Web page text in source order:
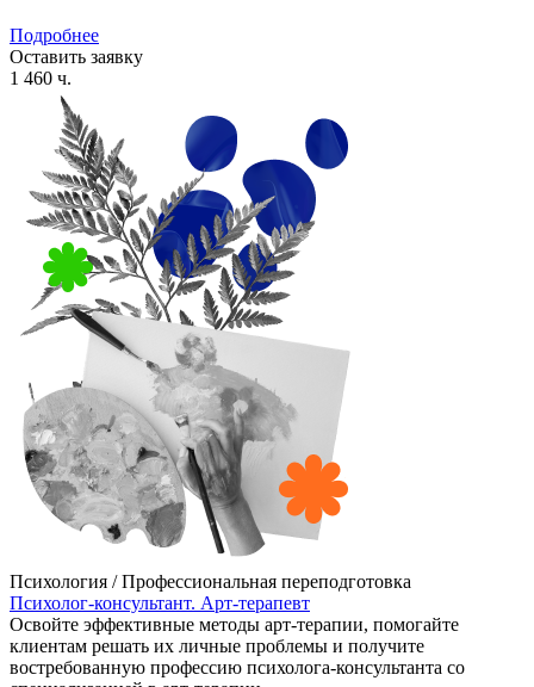
Подробнее
Оставить заявку
1 460 ч.
Психология / Профессиональная переподготовка
Психолог-консультант. Арт-терапевт
Освойте эффективные методы арт-терапии, помогайте
клиентам решать их личные проблемы и получите
востребованную профессию психолога-консультанта со